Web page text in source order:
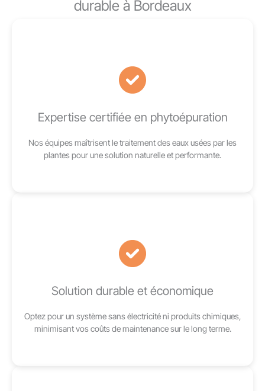
durable à Bordeaux
Expertise certifiée en phytoépuration
Nos équipes maîtrisent le traitement des eaux usées par les
plantes pour une solution naturelle et performante.
Solution durable et économique
Optez pour un système sans électricité ni produits chimiques,
minimisant vos coûts de maintenance sur le long terme.